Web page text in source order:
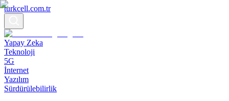
turkcell.com.tr
Yapay Zeka
Teknoloji
5G
İnternet
Yazılım
Sürdürülebilirlik